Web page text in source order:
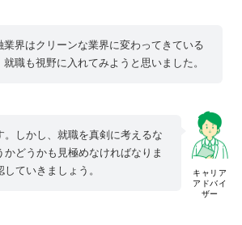
業界はクリーンな業界に変わってきている
就職も視野に入れてみようと思いました。
キャリア
アドバイ
ザー
。しかし、就職を真剣に考えるな
かどうかも見極めなければなりま
ていきましょう。